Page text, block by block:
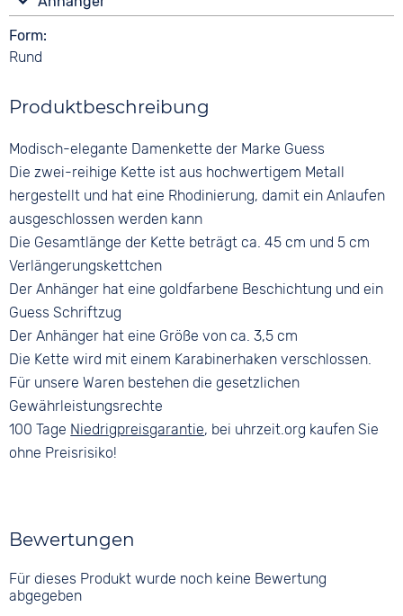
Form
Rund
Produktbeschreibung
Modisch-elegante Damenkette der Marke Guess
Die zwei-reihige Kette ist aus hochwertigem Metall
hergestellt und hat eine Rhodinierung, damit ein Anlaufen
ausgeschlossen werden kann
Die Gesamtlänge der Kette beträgt ca. 45 cm und 5 cm
Verlängerungskettchen
Der Anhänger hat eine goldfarbene Beschichtung und ein
Guess Schriftzug
Der Anhänger hat eine Größe von ca. 3,5 cm
Die Kette wird mit einem Karabinerhaken verschlossen.
Für unsere Waren bestehen die gesetzlichen
Gewährleistungsrechte
100 Tage Niedrigpreisgarantie, bei uhrzeit.org kaufen Sie
ohne Preisrisiko!
Bewertungen
Für dieses Produkt wurde noch keine Bewertung
abgegeben